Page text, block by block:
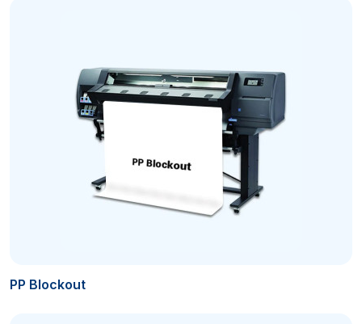
PP Blockout